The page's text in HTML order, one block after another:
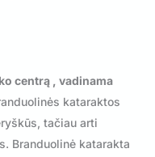
centrą , vadinama
kataraktos
tačiau arti
Branduolinė katarakta